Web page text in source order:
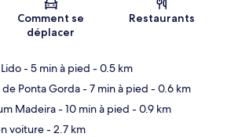
Carte
Comment se
déplacer
Restaurants
- 5 min à pied - 0.5 km
Ponta Gorda- 7 min à pied - 0.6 km
Madeira- 10 min à pied - 0.9 km
voiture- 2.7 km